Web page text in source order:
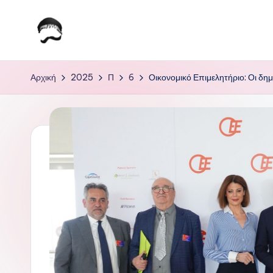
Μετάβαση
Τ
ο
α
Αρχική 2025 Π 6 Οικονομικό Επιμελητήριο: Οι